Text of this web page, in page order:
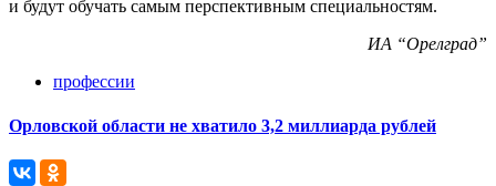
и будут обучать самым перспективным специальностям.
ИА “Орелград”
профессии
Орловской области не хватило 3,2 миллиарда рублей